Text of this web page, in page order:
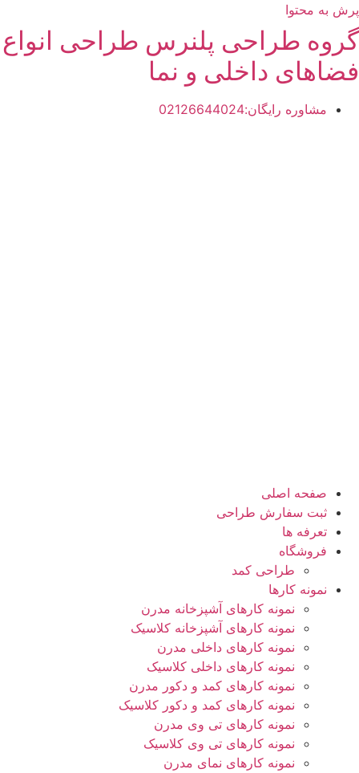
پرش به محتوا
گروه طراحی پلنرس طراحی انواع
فضاهای داخلی و نما
مشاوره رایگان:02126644024
صفحه اصلی
ثبت سفارش طراحی
تعرفه ها
فروشگاه
طراحی کمد
نمونه کارها
نمونه کارهای آشپزخانه مدرن
نمونه کارهای آشپزخانه کلاسیک
نمونه کارهای داخلی مدرن
نمونه کارهای داخلی کلاسیک
نمونه کارهای کمد و دکور مدرن
نمونه کارهای کمد و دکور کلاسیک
نمونه کارهای تی وی مدرن
نمونه کارهای تی وی کلاسیک
نمونه کارهای نمای مدرن